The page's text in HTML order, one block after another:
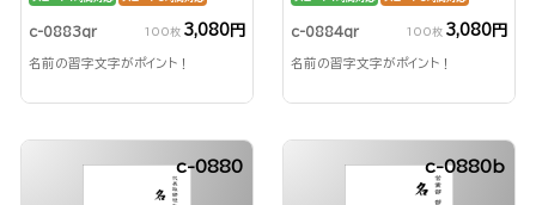
c-0883qr 100枚 3,080円
名前の習字文字がポイント！
c-0884qr 100枚 3,080円
名前の習字文字がポイント！
c-0880 c-0880b